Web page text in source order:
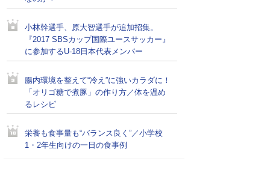
小林幹選手、原大智選手が追加招集。
『2017 SBSカップ国際ユースサッカー』
に参加するU-18日本代表メンバー
腸内環境を整えて“冷え”に強いカラダに！
「オリゴ糖で煮豚」の作り方／体を温め
るレシピ
栄養も食事量も“バランス良く”／小学校
1・2年生向けの一日の食事例